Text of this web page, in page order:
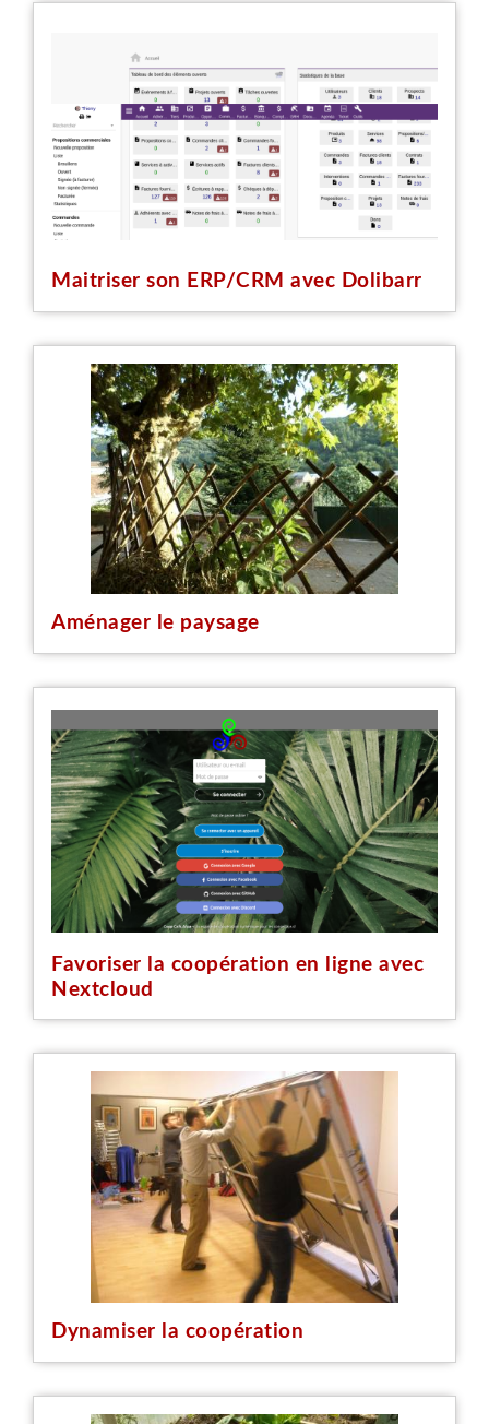
Maitriser son ERP/CRM avec Dolibarr
Aménager le paysage
Favoriser la coopération en ligne avec
Nextcloud
Dynamiser la coopération